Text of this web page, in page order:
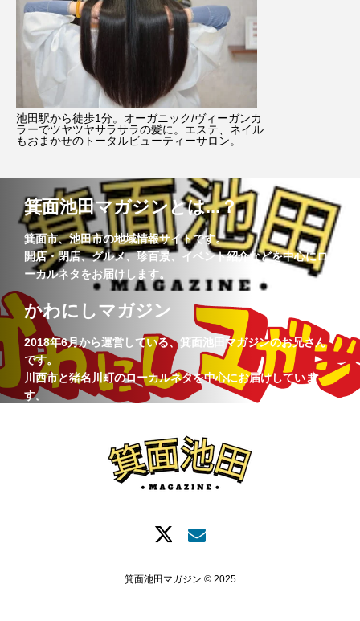
池田駅から徒歩1分。オーガニック/ヴィーガンカ
ラーでツヤツヤサラサラの髪に。エステ、ネイル
もおまかせのトータルビューティーサロン。
箕面池田マガジンとは...？
箕面市、池田市の地域情報サイトです。
開店・閉店、グルメ、珍百景、イベント紹介などを中心にロ
ーカルネタをお届けします。
かわにしマガジン
2018年6月から運営している、箕面池田マガジンのお兄さん
です。
川西市と猪名川町のローカルネタを中心にお届けしていま
す。
箕面池田マガジン © 2025